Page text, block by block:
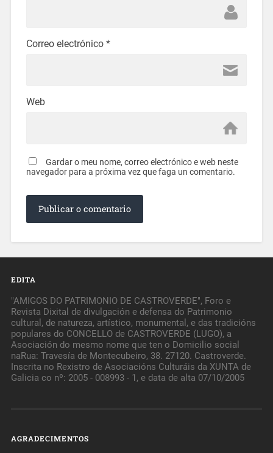
Correo electrónico *
Web
Gardar o meu nome, correo electrónico e web neste
navegador para a próxima vez que faga un comentario.
EDITA
"AMIGOS DO PATRIMONIO DE CASTROVERDE", Foro e
Revista Dixital de divulgación e defensa do Patrimonio
cultural, de natureza, artístico, monumental, e das tradicións
populares do CONCELLO de CASTROVERDE (LUGO), a
Asociación do mesmo nome que ten o Domicilio social
naRua: Travesía de Montecubeiro, 38. 27120. Castroverde.
Inscrita no Rexistro de Asociacións Culturáis da XUNTA de
Galicia co nº: 2005 - 008993 - 1, e data de alta 07/10/2005
AGRADECIMENTOS